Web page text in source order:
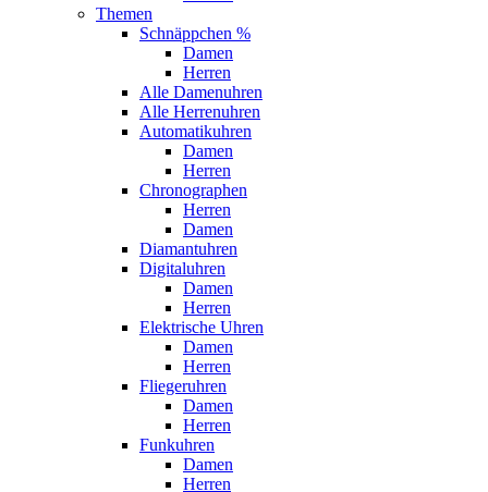
Themen
Schnäppchen %
Damen
Herren
Alle Damenuhren
Alle Herrenuhren
Automatikuhren
Damen
Herren
Chronographen
Herren
Damen
Diamantuhren
Digitaluhren
Damen
Herren
Elektrische Uhren
Damen
Herren
Fliegeruhren
Damen
Herren
Funkuhren
Damen
Herren